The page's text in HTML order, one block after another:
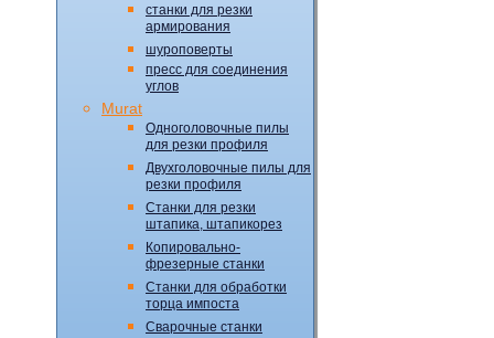
станки для резки
армирования
шуроповерты
пресс для соединения
углов
Murat
Одноголовочные пилы
для резки профиля
Двухголовочные пилы для
резки профиля
Станки для резки
штапика, штапикорез
Копировально-
фрезерные станки
Станки для обработки
торца импоста
Сварочные станки